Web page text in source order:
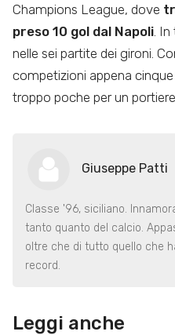
Champions League, dove
preso 10 gol dal Napoli .
nelle sei partite dei gironi.
competizioni appena
troppo poche per un
Giuseppe Patti
Classe '96, siciliano.
tanto quanto del calcio.
oltre che di tutto quello che
record.
Leggi anche